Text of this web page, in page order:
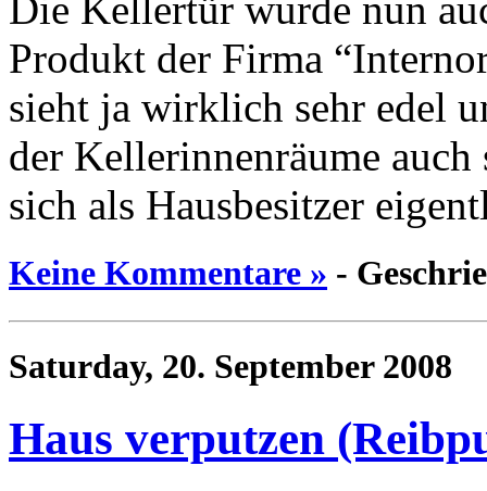
Produkt der Firma
sieht ja wirklich sehr edel
der Kellerinnenräume auch
sich als Hausbesitzer
Keine Kommentare » -
Saturday, 20. September 2008
Haus verputzen